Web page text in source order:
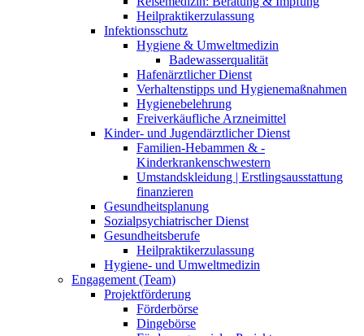
Heilpraktikerzulassung
Infektionsschutz
Hygiene & Umweltmedizin
Badewasserqualität
Hafenärztlicher Dienst
Verhaltenstipps und Hygienemaßnahmen
Hygienebelehrung
Freiverkäufliche Arzneimittel
Kinder- und Jugendärztlicher Dienst
Familien-Hebammen & -
Kinderkrankenschwestern
Umstandskleidung | Erstlingsausstattung
finanzieren
Gesundheitsplanung
Sozialpsychiatrischer Dienst
Gesundheitsberufe
Heilpraktikerzulassung
Hygiene- und Umweltmedizin
Engagement (Team)
Projektförderung
Förderbörse
Dingebörse